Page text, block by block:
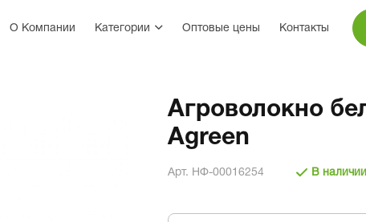
О Компании Категории Оптовые цены Контакты
Агроволокно
Agreen
Арт. НФ-00016254 В наличии